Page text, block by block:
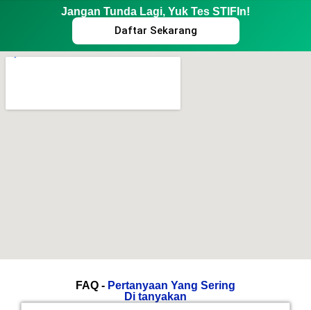
Jangan Tunda Lagi, Yuk Tes STIFIn!
Daftar Sekarang
FAQ - Pertanyaan Yang Sering
Di tanyakan